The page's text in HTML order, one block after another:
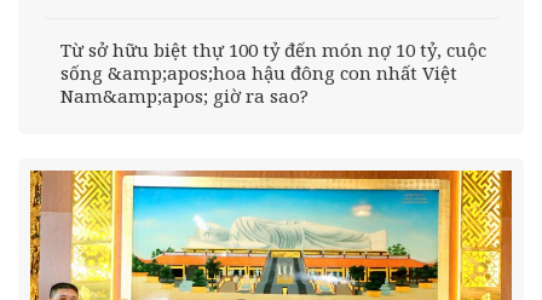
Từ sở hữu biệt thự 100 tỷ đến món nợ 10 tỷ, cuộc
sống &amp;apos;hoa hậu đông con nhất Việt
Nam&amp;apos; giờ ra sao?